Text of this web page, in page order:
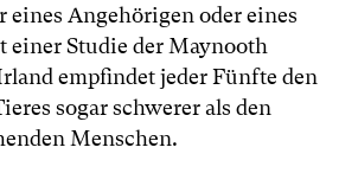
eines Angehörigen oder eines
einer Studie der Maynooth
empfindet jeder Fünfte den
sogar schwerer als den
Menschen.